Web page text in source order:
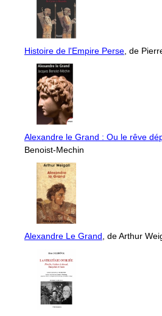
Histoire de l'Empire Perse , de
Alexandre le Grand : Ou le rêve
Benoist-Mechin
Alexandre Le Grand , de Arthur